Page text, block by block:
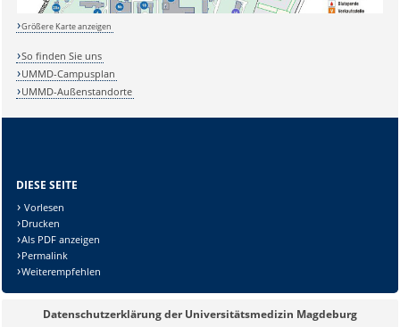
Größere Karte anzeigen
So finden Sie uns
UMMD-Campusplan
UMMD-Außenstandorte
DIESE SEITE
Vorlesen
Drucken
Als PDF anzeigen
Permalink
Weiterempfehlen
Datenschutzerklärung der Universitätsmedizin Magdeburg